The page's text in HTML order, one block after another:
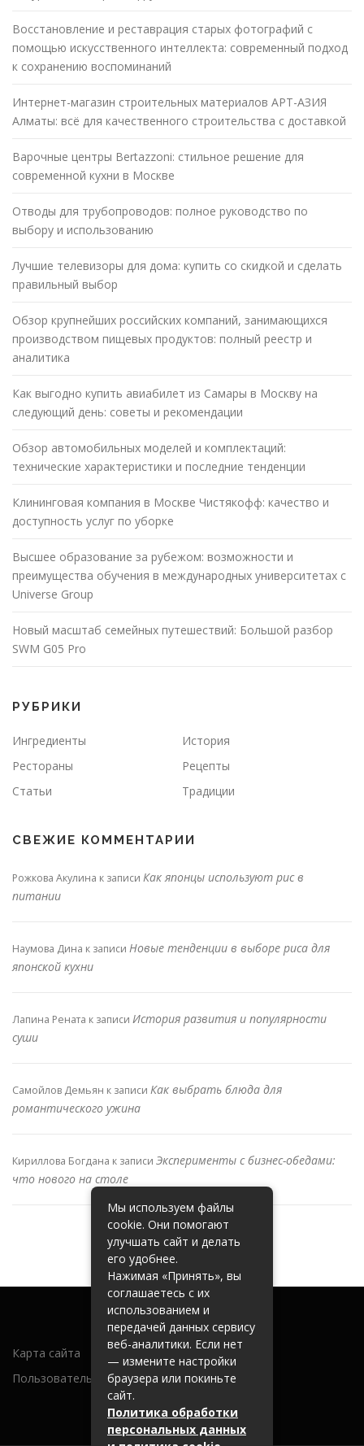
Восстановление и реставрация старых фотографий с
помощью искусственного интеллекта: современный подход
к сохранению воспоминаний
Интернет-магазин строительных материалов АРТ-АЗИЯ
Алматы: всё для качественного строительства с доставкой
Варочные центры Bertazzoni: стильное решение для
современной кухни в Москве
Отводы для трубопроводов: полное руководство по
выбору и использованию
Лучшие телевизоры для дома: купить со скидкой и сделать
правильный выбор
Обзор крупнейших российских компаний, занимающихся
производством пищевых продуктов: полный реестр и
аналитика
Как выгодно купить авиабилет из Самары в Москву на
следующий день: советы и рекомендации
Обзор автомобильных моделей и комплектаций:
технические характеристики и последние тенденции
Клининговая компания в Москве Чистякофф: качество и
доступность услуг по уборке
Высшее образование за рубежом: возможности и
преимущества обучения в международных университетах с
Universe Group
Новый масштаб семейных путешествий: Большой разбор
SWM G05 Pro
РУБРИКИ
Ингредиенты
История
Рестораны
Рецепты
Статьи
Традиции
СВЕЖИЕ КОММЕНТАРИИ
Рожкова Акулина к записи Как японцы используют рис в
питании
Наумова Дина к записи Новые тенденции в выборе риса для
японской кухни
Лапина Рената к записи История развития и популярности
суши
Самойлов Демьян к записи Как выбрать блюда для
романтического ужина
Кириллова Богдана к записи Эксперименты с бизнес-обедами:
что нового на столе
Карта сайта
Пользовательское соглашение
Мы используем файлы
cookie. Они помогают
улучшать сайт и делать
его удобнее.
Нажимая «Принять», вы
соглашаетесь с их
использованием и
передачей данных сервису
веб-аналитики. Если нет
— измените настройки
браузера или покиньте
сайт.
Политика обработки
персональных данных